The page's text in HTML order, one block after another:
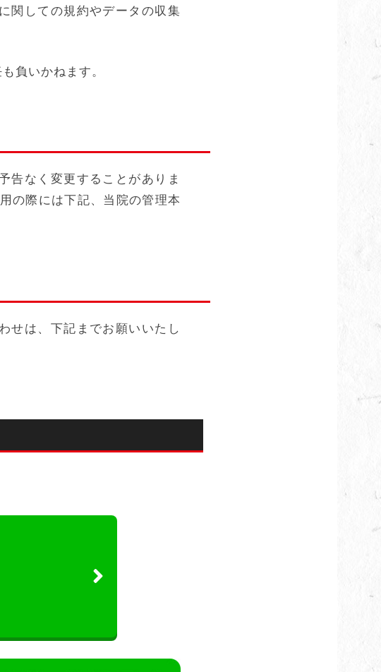
関しての規約やデータの収集
負いかねます。
告なく変更することがありま
の際には下記、当院の管理本
せは、下記までお願いいたし